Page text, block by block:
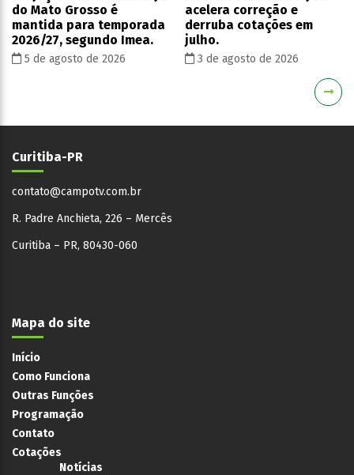
do Mato Grosso é
mantida para temporada
2026/27, segundo Imea.
5 de agosto de 2026
acelera correção e
derruba cotações em
julho.
3 de agosto de 2026
Curitiba-PR
contato@campotv.com.br
R. Padre Anchieta, 226 – Mercês
Curitiba – PR, 80430-060
Mapa do site
Início
Como Funciona
Outras Funções
Programação
Contato
Cotações
Notícias